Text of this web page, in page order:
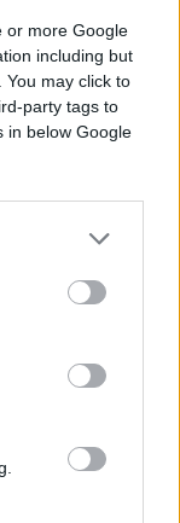
or more Google
including but
You may click to
party tags to
in below Google